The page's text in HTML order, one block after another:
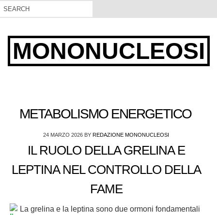
MONONUCLEOSI
METABOLISMO ENERGETICO
24 MARZO 2026 BY REDAZIONE MONONUCLEOSI
IL RUOLO DELLA GRELINA E
LEPTINA NEL CONTROLLO DELLA
FAME
La grelina e la leptina sono due ormoni fondamentali